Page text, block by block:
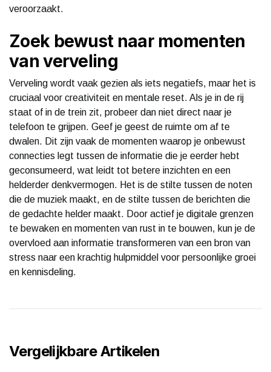
veroorzaakt.
Zoek bewust naar momenten
van verveling
Verveling wordt vaak gezien als iets negatiefs, maar het is
cruciaal voor creativiteit en mentale reset. Als je in de rij
staat of in de trein zit, probeer dan niet direct naar je
telefoon te grijpen. Geef je geest de ruimte om af te
dwalen. Dit zijn vaak de momenten waarop je onbewust
connecties legt tussen de informatie die je eerder hebt
geconsumeerd, wat leidt tot betere inzichten en een
helderder denkvermogen. Het is de stilte tussen de noten
die de muziek maakt, en de stilte tussen de berichten die
de gedachte helder maakt. Door actief je digitale grenzen
te bewaken en momenten van rust in te bouwen, kun je de
overvloed aan informatie transformeren van een bron van
stress naar een krachtig hulpmiddel voor persoonlijke groei
en kennisdeling.
Vergelijkbare Artikelen